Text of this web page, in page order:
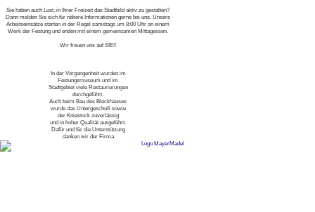
Sie haben auch Lust, in Ihrer Freizeit das Stadtbild aktiv zu gestalten?
Dann melden Sie sich für nähere Informationen gerne bei uns. Unsere
Arbeitseinsätze starten in der Regel samstags um 8:00 Uhr an einem
Werk der Festung und enden mit einem gemeinsamen Mittagessen.
Wir freuen uns auf SIE!!
In der Vergangenheit wurden im
Festungsmuseum und im
Stadtgebiet viele Restaurierungen
durchgeführt.
Auch beim Bau des Blockhauses
wurde das Untergeschoß sowie
der Kniestock zuverlässig
und in hoher Qualität ausgeführt.
Dafür und für die Unterstützung
danken wir der Firma